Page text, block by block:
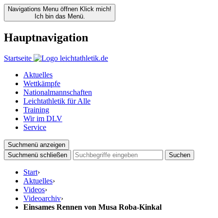
Navigations Menu öffnen Klick mich!
Ich bin das Menü.
Hauptnavigation
Startseite
Aktuelles
Wettkämpfe
Nationalmannschaften
Leichtathletik für Alle
Training
Wir im DLV
Service
Suchmenü anzeigen
Suchmenü schließen
Suchen
Start›
Aktuelles›
Videos›
Videoarchiv›
Einsames Rennen von Musa Roba-Kinkal